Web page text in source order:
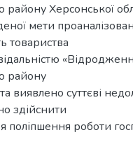
Херсонської
мети
товариства
району
виявлено суттєві
здійснити
поліпшення роботи